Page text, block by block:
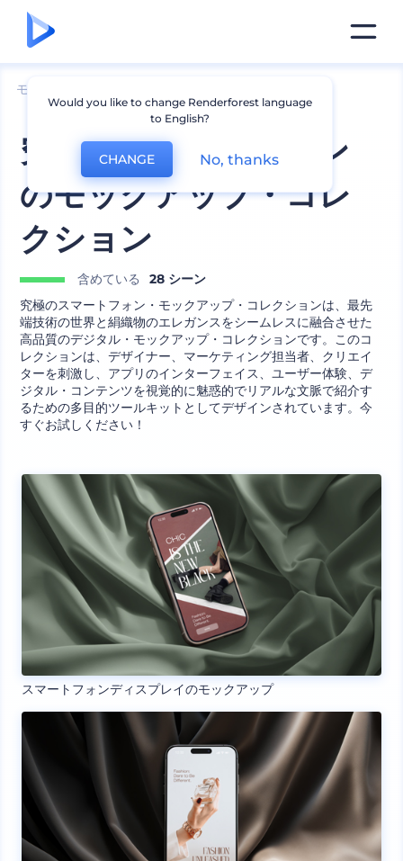
モックアップ
究極のスマートフォン
のモックアップ・コレ
クション
含めている
28 シーン
究極のスマートフォン・モックアップ・コレクションは、最先
端技術の世界と絹織物のエレガンスをシームレスに融合させた
高品質のデジタル・モックアップ・コレクションです。このコ
レクションは、デザイナー、マーケティング担当者、クリエイ
ターを刺激し、アプリのインターフェイス、ユーザー体験、デ
ジタル・コンテンツを視覚的に魅惑的でリアルな文脈で紹介す
るための多目的ツールキットとしてデザインされています。今
すぐお試しください！
スマートフォンディスプレイのモックアップ
Would you like to change Renderforest language
to English?
CHANGE No, thanks